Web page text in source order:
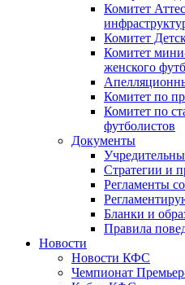
Комитет
Комитет
Комитет
женского
Комитет по
Комитет по
футболистов
Документы
Стратегии и
Регламенты
Бланки и
Правила
Новости
Новости КФС
Чемпионат